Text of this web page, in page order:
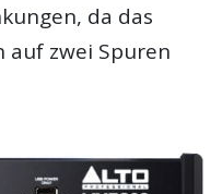
da das
auf zwei Spuren